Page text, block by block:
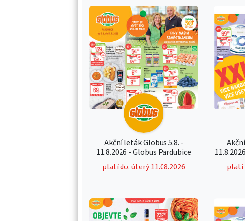
Akční leták Globus 5.8. -
11.8.2026 - Globus Pardubice
platí do: úterý 11.08.2026
platí